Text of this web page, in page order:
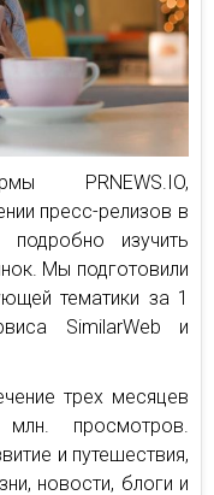
PRNEWS.IO,
пресс-релизов в
изучить
Мы подготовили
тематики за 1
SimilarWeb и
трех месяцев
просмотров.
и путешествия,
новости, блоги и